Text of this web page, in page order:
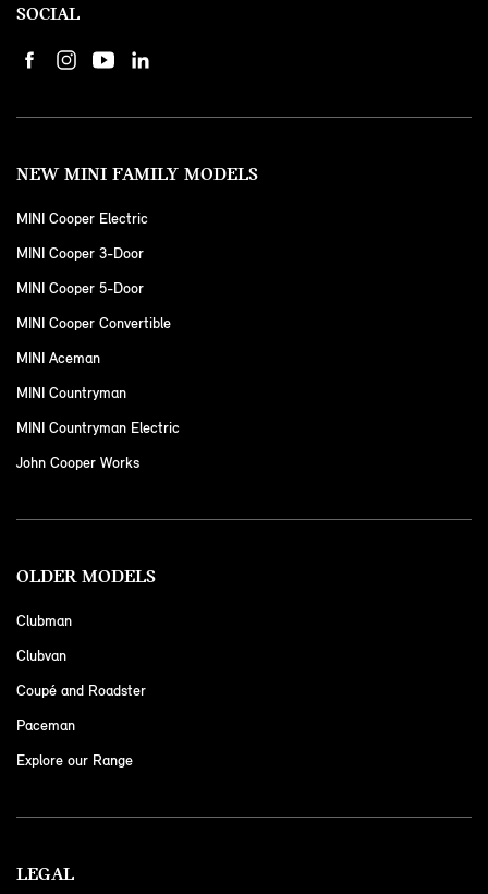
SOCIAL
NEW MINI FAMILY MODELS
MINI Cooper Electric
MINI Cooper 3-Door
MINI Cooper 5-Door
MINI Cooper Convertible
MINI Aceman
MINI Countryman
MINI Countryman Electric
John Cooper Works
OLDER MODELS
Clubman
Clubvan
Coupé and Roadster
Paceman
Explore our Range
LEGAL